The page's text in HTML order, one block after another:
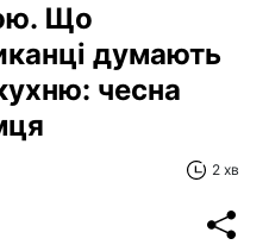
Що
думають
чесна
2 хв